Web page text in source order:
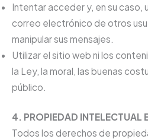
Intentar acceder y, en su caso,
correo electrónico de otros
manipular sus mensajes.
Utilizar el sitio web ni los
la Ley, la moral, las buenas
público.
4. PROPIEDAD INTELECTUAL
Todos los derechos de